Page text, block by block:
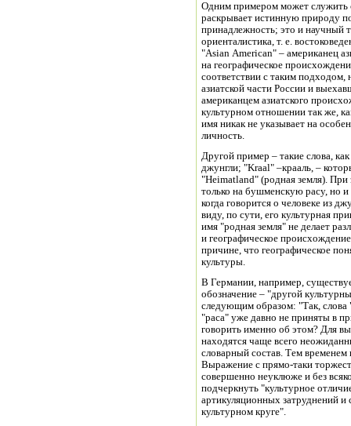
Одним примером может служить
раскрывает истинную природу
принадлежность; это и научный
ориенталистика, т. е.
"Asian American" – американец
на географическое
соответствии с таким
азиатской части России и
американцем азиатского
культурном отношении так же,
имя никак не указывает на
личность.
Другой пример – такие слова,
джунгли; "Kraal" –крааль, –
"Heimatland" (родная земля). При
только на бушменскую расу, но
когда говорится о человеке из
виду, по сути, его культурная
имя "родная земля" не делает
и географическое
причине, что географическое
культуры.
В Германии, например,
обозначение – "другой
следующим образом: "Так,
"раса" уже давно не приняты в
говорить именно об этом? Для
находятся чаще всего
словарный состав. Тем
Выражение с прямо-таки
совершенно неуклюже и без
подчеркнуть "культурное
артикуляционных затруднений
культурном круге".